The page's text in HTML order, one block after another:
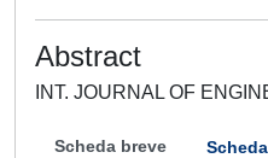
Abstract
INT. JOURNAL OF
Scheda breve